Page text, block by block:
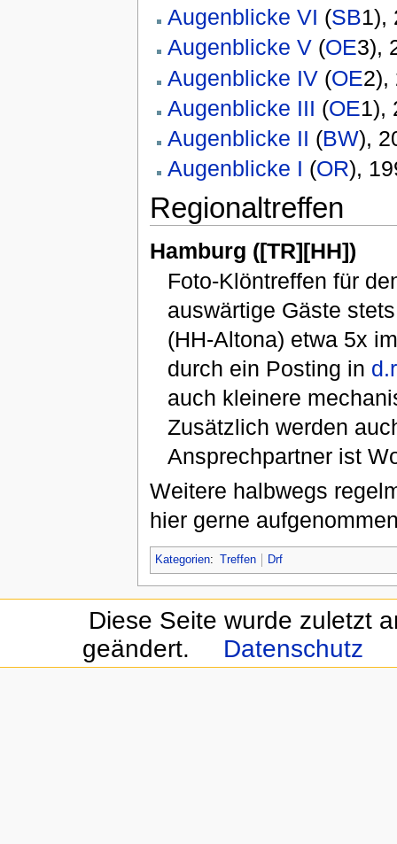
Augenblicke VI (SB1),
Augenblicke V(OE3),
Augenblicke IV(OE2),
Augenblicke III (OE1),
Augenblicke II (BW),
Augenblicke I (OR),
Regionaltreffen
Hamburg ([TR][HH])
Foto-Klöntreffen für
auswärtige Gäste
(HH-Altona) etwa 5x
durch ein Posting in
auch kleinere
Zusätzlich werden
Ansprechpartner ist
Weitere halbwegs
hier gerne
Kategorien: Treffen Drf
Diese Seite wurde zuletzt
geändert.
Datenschutz